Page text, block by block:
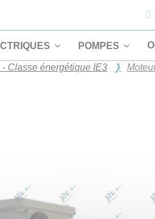
POMPES
Classe énergétique IE3